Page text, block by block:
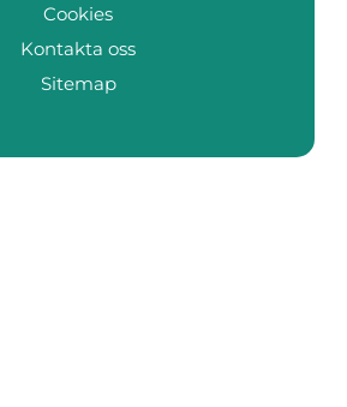
Cookies
Kontakta oss
Sitemap